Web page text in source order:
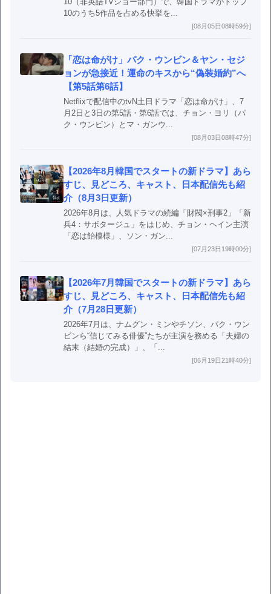
10のうち5作品を占める快挙を...
[08月05日08時59分]
「恋は命がけ」パク・ウンビン＆ヤン・セジ
ョンが急接近！運命のキスから“偽装婚約”へ
【第5話第6話】
Netflixで配信中のtvN土日ドラマ「恋は命がけ」、7
月2日と3日の第5話・第6話では、チョン・ヨリ（パ
ク・ウンビン）とマ・ガンウ...
[08月03日08時47分]
【2026年8月韓国でスタートの新ドラマ】あら
すじ、見どころ、キャスト、日本配信先も紹
介（8月3日更新）
2026年8月は、人気ドラマの続編「財閥×刑事2」「新
兵4：サボタージュ」をはじめ、チョン・ヘイン主演
「恋は飴模様」、ソン・ガン...
[07月23日19時00分]
【2026年7月韓国でスタートの新ドラマ】あら
すじ、見どころ、キャスト、日本配信先も紹
介（7月28日更新）
2026年7月は、ナムグン・ミンやチソン、パク・ウン
ビンら“信じてみる俳優”たちが主演を務める「夫婦の
結末（結婚の完成）」、「...
[06月19日21時40分]